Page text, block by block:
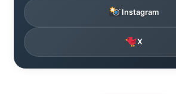
Instagram
X